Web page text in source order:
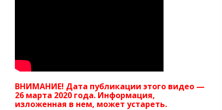
ВНИМАНИЕ! Дата публикации этого видео —
26 марта 2020 года. Информация,
изложенная в нем, может устареть.